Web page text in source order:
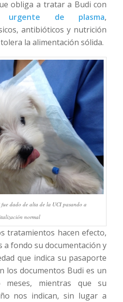
obliga a tratar a Budi con
urgente de plasma,
antibióticos y nutrición
la alimentación sólida.
fue dado de alta de la UCI pasando a
normal
tratamientos hacen efecto,
a fondo su documentación y
que indica su pasaporte
los documentos Budi es un
meses, mientras que su
nos indican, sin lugar a